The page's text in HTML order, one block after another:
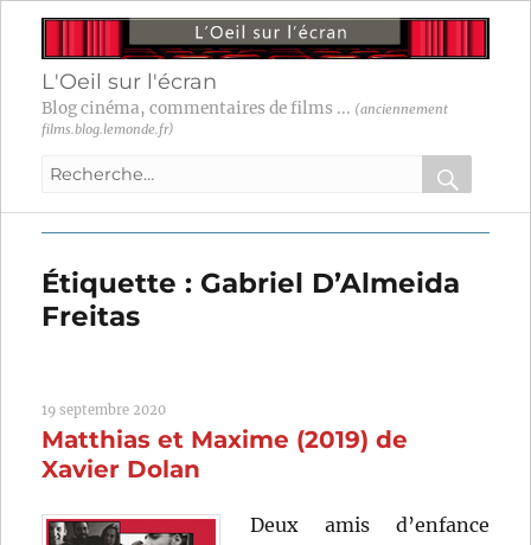
L'Oeil sur l'écran
Blog cinéma, commentaires de films ... (anciennement
films.blog.lemonde.fr)
Recherche
:
OK
Étiquette : Gabriel D’Almeida
Freitas
19 septembre 2020
Matthias et Maxime (2019) de
Xavier Dolan
Deux amis d’enfance